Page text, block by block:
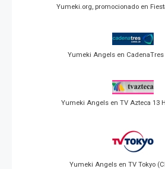
Yumeki.org, promocionado en
Yumeki Angels en CadenaTres
Yumeki Angels en TV Azteca 13
Yumeki Angels en TV Tokyo